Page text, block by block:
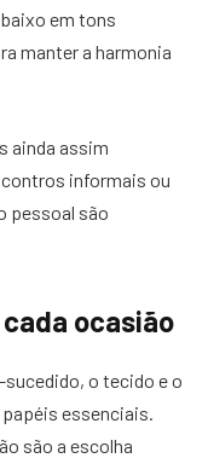
em tons
manter a harmonia
ainda assim
informais ou
pessoal são
ocasião
sucedido, o tecido e o
essenciais.
são a escolha